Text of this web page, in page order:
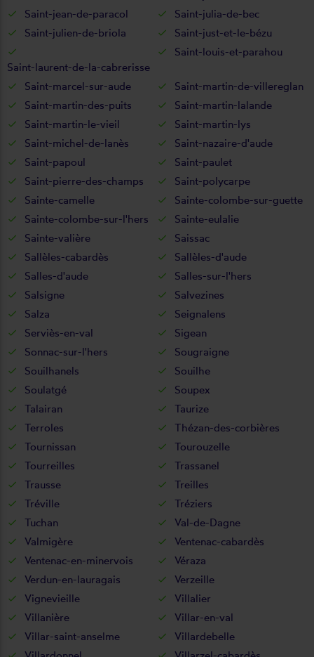
Saint-jean-de-paracol
Saint-julia-de-bec
Saint-julien-de-briola
Saint-just-et-le-bézu
Saint-laurent-de-la-cabrerisse
Saint-louis-et-parahou
Saint-marcel-sur-aude
Saint-martin-de-villereglan
Saint-martin-des-puits
Saint-martin-lalande
Saint-martin-le-vieil
Saint-martin-lys
Saint-michel-de-lanès
Saint-nazaire-d'aude
Saint-papoul
Saint-paulet
Saint-pierre-des-champs
Saint-polycarpe
Sainte-camelle
Sainte-colombe-sur-guette
Sainte-colombe-sur-l'hers
Sainte-eulalie
Sainte-valière
Saissac
Sallèles-cabardès
Sallèles-d'aude
Salles-d'aude
Salles-sur-l'hers
Salsigne
Salvezines
Salza
Seignalens
Serviès-en-val
Sigean
Sonnac-sur-l'hers
Sougraigne
Souilhanels
Souilhe
Soulatgé
Soupex
Talairan
Taurize
Terroles
Thézan-des-corbières
Tournissan
Tourouzelle
Tourreilles
Trassanel
Trausse
Treilles
Tréville
Tréziers
Tuchan
Val-de-Dagne
Valmigère
Ventenac-cabardès
Ventenac-en-minervois
Véraza
Verdun-en-lauragais
Verzeille
Vignevieille
Villalier
Villanière
Villar-en-val
Villar-saint-anselme
Villardebelle